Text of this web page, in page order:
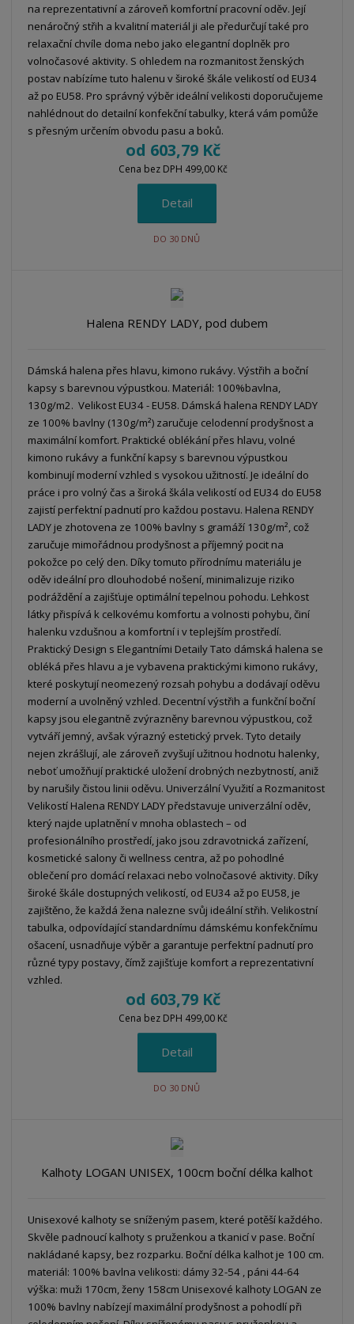
na reprezentativní a zároveň komfortní pracovní oděv. Její
nenáročný střih a kvalitní materiál ji ale předurčují také pro
relaxační chvíle doma nebo jako elegantní doplněk pro
volnočasové aktivity. S ohledem na rozmanitost ženských
postav nabízíme tuto halenu v široké škále velikostí od EU34
až po EU58. Pro správný výběr ideální velikosti doporučujeme
nahlédnout do detailní konfekční tabulky, která vám pomůže
s přesným určením obvodu pasu a boků.
od 603,79 Kč
Cena bez DPH 499,00 Kč
Detail
DO 30 DNŮ
Halena RENDY LADY, pod dubem
Dámská halena přes hlavu, kimono rukávy. Výstřih a boční
kapsy s barevnou výpustkou. Materiál: 100%bavlna,
130g/m2. Velikost EU34 - EU58. Dámská halena RENDY LADY
ze 100% bavlny (130g/m²) zaručuje celodenní prodyšnost a
maximální komfort. Praktické oblékání přes hlavu, volné
kimono rukávy a funkční kapsy s barevnou výpustkou
kombinují moderní vzhled s vysokou užitností. Je ideální do
práce i pro volný čas a široká škála velikostí od EU34 do EU58
zajistí perfektní padnutí pro každou postavu. Halena RENDY
LADY je zhotovena ze 100% bavlny s gramáží 130g/m², což
zaručuje mimořádnou prodyšnost a příjemný pocit na
pokožce po celý den. Díky tomuto přírodnímu materiálu je
oděv ideální pro dlouhodobé nošení, minimalizuje riziko
podráždění a zajišťuje optimální tepelnou pohodu. Lehkost
látky přispívá k celkovému komfortu a volnosti pohybu, činí
halenku vzdušnou a komfortní i v teplejším prostředí.
Praktický Design s Elegantními Detaily Tato dámská halena se
obléká přes hlavu a je vybavena praktickými kimono rukávy,
které poskytují neomezený rozsah pohybu a dodávají oděvu
moderní a uvolněný vzhled. Decentní výstřih a funkční boční
kapsy jsou elegantně zvýrazněny barevnou výpustkou, což
vytváří jemný, avšak výrazný estetický prvek. Tyto detaily
nejen zkrášlují, ale zároveň zvyšují užitnou hodnotu halenky,
neboť umožňují praktické uložení drobných nezbytností, aniž
by narušily čistou linii oděvu. Univerzální Využití a Rozmanitost
Velikostí Halena RENDY LADY představuje univerzální oděv,
který najde uplatnění v mnoha oblastech – od
profesionálního prostředí, jako jsou zdravotnická zařízení,
kosmetické salony či wellness centra, až po pohodlné
oblečení pro domácí relaxaci nebo volnočasové aktivity. Díky
široké škále dostupných velikostí, od EU34 až po EU58, je
zajištěno, že každá žena nalezne svůj ideální střih. Velikostní
tabulka, odpovídající standardnímu dámskému konfekčnímu
ošacení, usnadňuje výběr a garantuje perfektní padnutí pro
různé typy postavy, čímž zajišťuje komfort a reprezentativní
vzhled.
od 603,79 Kč
Cena bez DPH 499,00 Kč
Detail
DO 30 DNŮ
Kalhoty LOGAN UNISEX, 100cm boční délka kalhot
Unisexové kalhoty se sníženým pasem, které potěší každého.
Skvěle padnoucí kalhoty s pruženkou a tkanicí v pase. Boční
nakládané kapsy, bez rozparku. Boční délka kalhot je 100 cm.
materiál: 100% bavlna velikosti: dámy 32-54 , páni 44-64
výška: muži 170cm, ženy 158cm Unisexové kalhoty LOGAN ze
100% bavlny nabízejí maximální prodyšnost a pohodlí při